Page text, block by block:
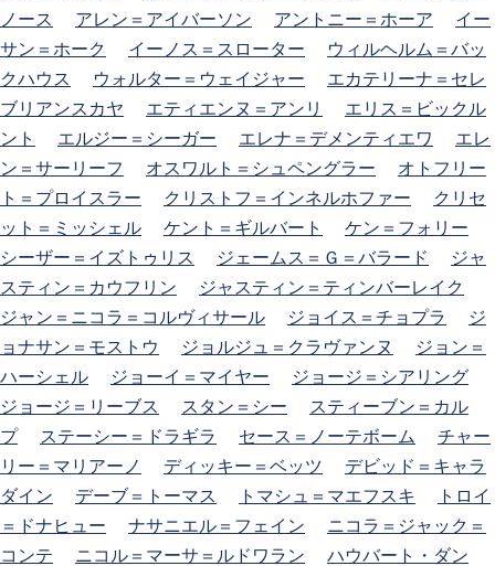
ノース
アレン＝アイバーソン アントニー＝ホーア
イー
サン＝ホーク
イーノス＝スローター
ウィルヘルム＝バッ
クハウス
ウォルター＝ウェイジャー
エカテリーナ＝セレ
ブリアンスカヤ
エティエンヌ＝アンリ
エリス＝ビックル
ント
エルジー＝シーガー エレナ＝デメンティエワ
エレ
ン＝サーリーフ
オスワルト＝シュペングラー
オトフリー
ト＝プロイスラー
クリストフ＝インネルホファー
クリセ
ット＝ミッシェル
ケント＝ギルバート
ケン＝フォリー
シーザー＝イズトゥリス
ジェームス＝Ｇ＝バラード
ジャ
スティン＝カウフリン
ジャスティン＝ティンバーレイク
ジャン＝ニコラ＝コルヴィサール
ジョイス＝チョプラ
ジ
ョナサン＝モストウ
ジョルジュ＝クラヴァンヌ
ジョン＝
ハーシェル
ジョーイ＝マイヤー
ジョージ＝シアリング
ジョージ＝リーブス
スタン＝シー
スティーブン＝カル
プ
ステーシー＝ドラギラ セース＝ノーテボーム
チャー
リー＝マリアーノ
ディッキー＝ベッツ
デビッド＝キャラ
ダイン
デーブ＝トーマス トマシュ＝マエフスキ
トロイ
＝ドナヒュー
ナサニエル＝フェイン
ニコラ＝ジャック＝
コンテ
ニコル＝マーサ＝ルドワラン
ハウバート・ダン